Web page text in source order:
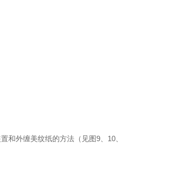
和外缠美纹纸的方法（见图9、10、